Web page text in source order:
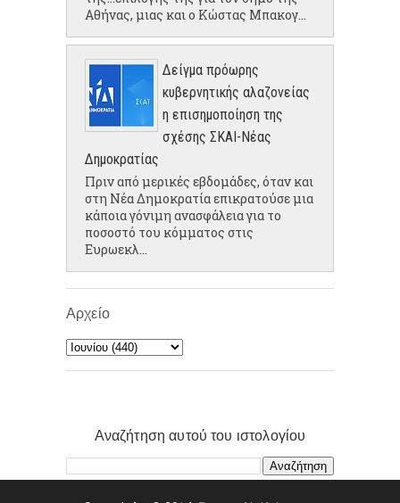
Αθήνας, μιας και ο Κώστας Μπακογ...
Δείγμα πρόωρης
κυβερνητικής αλαζονείας
η επισημοποίηση της
σχέσης ΣΚΑΙ-Νέας
Δημοκρατίας
Πριν από μερικές εβδομάδες, όταν και
στη Νέα Δημοκρατία επικρατούσε μια
κάποια γόνιμη ανασφάλεια για το
ποσοστό του κόμματος στις
Ευρωεκλ...
Αρχείο
Αναζήτηση αυτού του ιστολογίου